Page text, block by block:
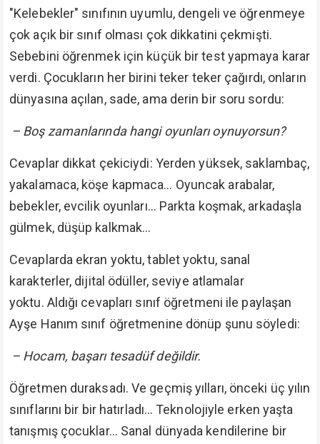
"Kelebekler" sınıfının uyumlu, dengeli ve öğrenmeye
çok açık bir sınıf olması çok dikkatini çekmişti.
Sebebini öğrenmek için küçük bir test yapmaya karar
verdi. Çocukların her birini teker teker çağırdı, onların
dünyasına açılan, sade, ama derin bir soru sordu:
– Boş zamanlarında hangi oyunları oynuyorsun?
Cevaplar dikkat çekiciydi: Yerden yüksek, saklambaç,
yakalamaca, köşe kapmaca… Oyuncak arabalar,
bebekler, evcilik oyunları… Parkta koşmak, arkadaşla
gülmek, düşüp kalkmak…
Cevaplarda ekran yoktu, tablet yoktu, sanal
karakterler, dijital ödüller, seviye atlamalar
yoktu. Aldığı cevapları sınıf öğretmeni ile paylaşan
Ayşe Hanım sınıf öğretmenine dönüp şunu söyledi:
– Hocam, başarı tesadüf değildir.
Öğretmen duraksadı. Ve geçmiş yılları, önceki üç yılın
sınıflarını bir bir hatırladı… Teknolojiyle erken yaşta
tanışmış çocuklar… Sanal dünyada kendilerine bir